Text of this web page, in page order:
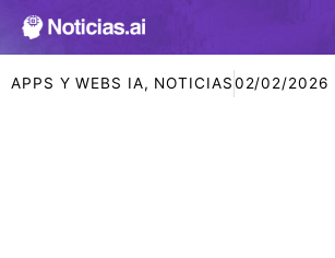
APPS Y WEBS IA, NOTICIAS02/02/2026